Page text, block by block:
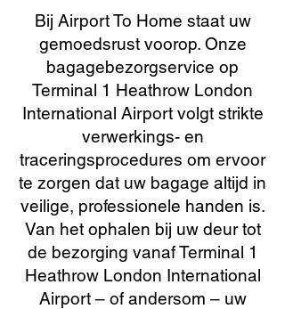
Bij Airport To Home staat uw
gemoedsrust voorop. Onze
bagagebezorgservice op
Terminal 1 Heathrow London
International Airport volgt strikte
verwerkings- en
traceringsprocedures om ervoor
te zorgen dat uw bagage altijd in
veilige, professionele handen is.
Van het ophalen bij uw deur tot
de bezorging vanaf Terminal 1
Heathrow London International
Airport – of andersom – uw